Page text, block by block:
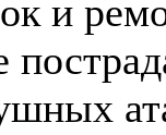
и